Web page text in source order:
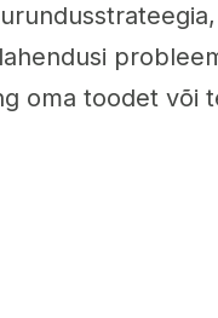
oma toodet või